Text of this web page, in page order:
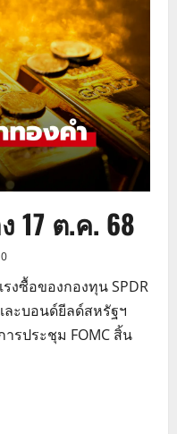
17 ต.ค. 68
0
งซื้อของกองทุน SPDR
ะบอนด์ยีลด์สหรัฐฯ
รประชุม FOMC สิ้น